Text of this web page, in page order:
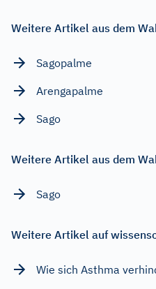
Weitere Artikel aus dem
Sagopalme
Arengapalme
Sago
Weitere Artikel aus dem
Sago
Weitere Artikel auf
Wie sich Asthma